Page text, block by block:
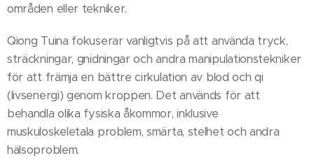
områden eller tekniker.
Qiong Tuina fokuserar vanligtvis på att använda tryck,
sträckningar, gnidningar och andra manipulationstekniker
för att främja en bättre cirkulation av blod och qi
(livsenergi) genom kroppen. Det används för att
behandla olika fysiska åkommor, inklusive
muskuloskeletala problem, smärta, stelhet och andra
hälsoproblem.